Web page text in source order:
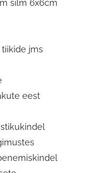
silm 6x6cm
tiikide jms
eest